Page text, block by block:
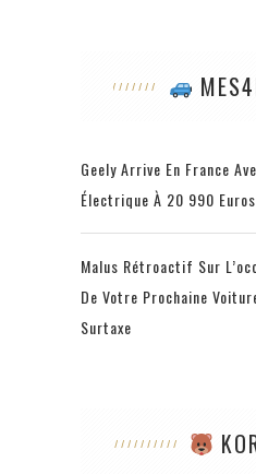
Geely Arrive En France
Électrique À 20 990
Malus Rétroactif Sur
De Votre Prochaine
Surtaxe